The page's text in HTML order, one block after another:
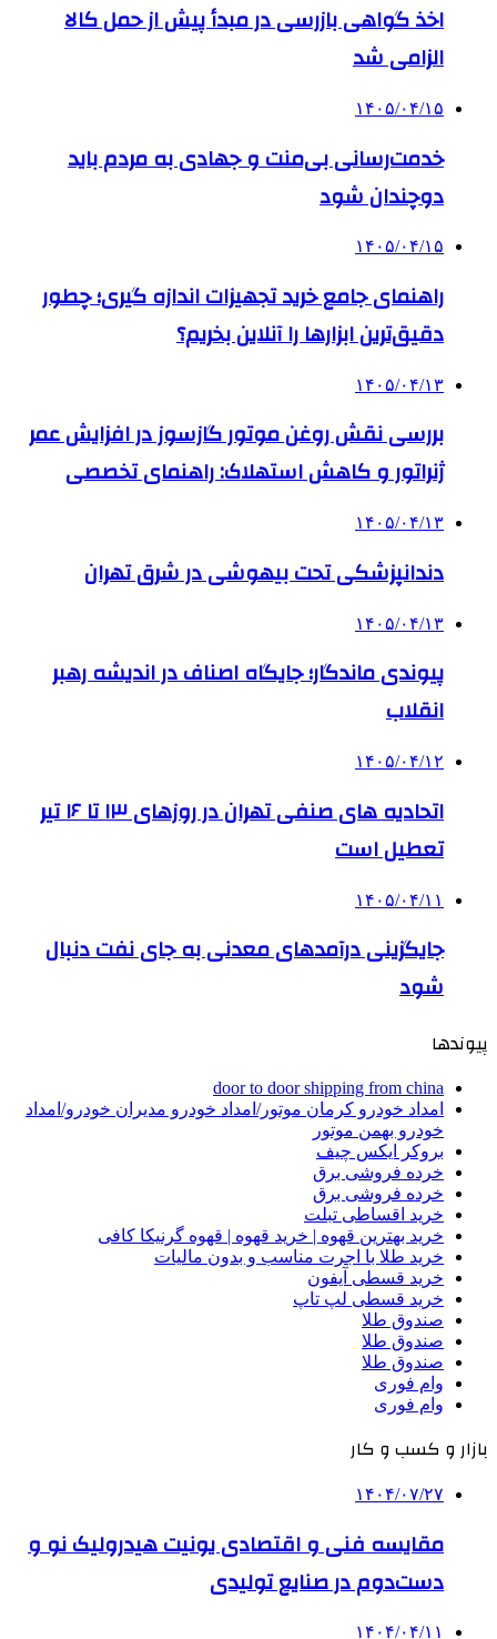
اخذ گواهی بازرسی در مبدأ پیش از حمل کالا
الزامی شد
۱۴۰۵/۰۴/۱۵
خدمت‌رسانی بی‌منت و جهادی به مردم باید
دوچندان شود
۱۴۰۵/۰۴/۱۵
راهنمای جامع خرید تجهیزات اندازه گیری؛ چطور
دقیق‌ترین ابزارها را آنلاین بخریم؟
۱۴۰۵/۰۴/۱۳
بررسی نقش روغن موتور گازسوز در افزایش عمر
ژنراتور و کاهش استهلاک: راهنمای تخصصی
۱۴۰۵/۰۴/۱۳
دندانپزشکی تحت بیهوشی در شرق تهران
۱۴۰۵/۰۴/۱۳
پیوندی ماندگار؛ جایگاه اصناف در اندیشه رهبر
انقلاب
۱۴۰۵/۰۴/۱۲
اتحادیه های صنفی تهران در روزهای ۱۳ تا ۱۶ تیر
تعطیل است
۱۴۰۵/۰۴/۱۱
جایگزینی درآمدهای معدنی به جای نفت دنبال
شود
پیوندها
door to door shipping from china
امداد خودرو کرمان موتور/امداد خودرو مدیران خودرو/امداد
خودرو بهمن موتور
بروکر ایکس چیف
خرده فروشی برق
خرده فروشی برق
خرید اقساطی تبلت
خرید بهترین قهوه | خرید قهوه | قهوه گرنیکا کافی
خرید طلا با اجرت مناسب و بدون مالیات
خرید قسطی آیفون
خرید قسطی لپ تاپ
صندوق طلا
صندوق طلا
صندوق طلا
وام فوری
وام فوری
بازار و کسب و کار
۱۴۰۴/۰۷/۲۷
مقایسه فنی و اقتصادی یونیت هیدرولیک نو و
دست‌دوم در صنایع تولیدی
۱۴۰۴/۰۴/۱۱